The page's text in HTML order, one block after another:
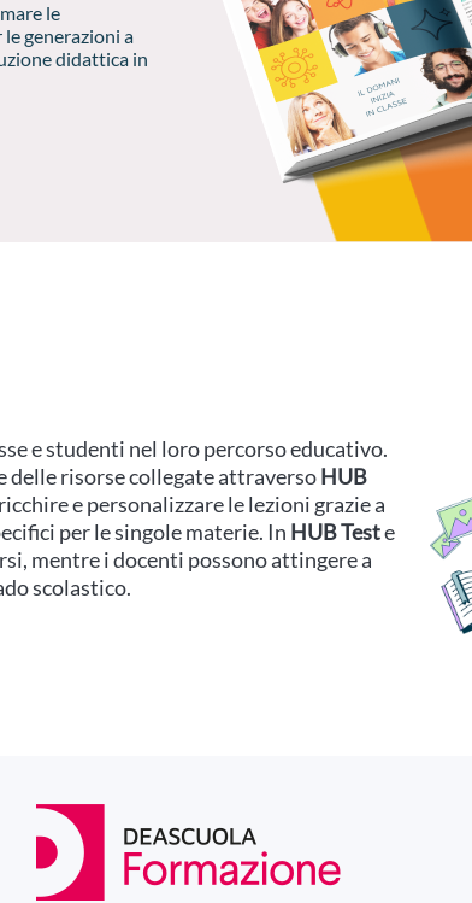
le
generazioni a
didattica in
e studenti nel loro percorso educativo.
delle risorse collegate attraversoHUB
e personalizzare le lezioni grazie a
per le singole materie. In HUB Teste
mentre i docenti possono attingere a
scolastico.